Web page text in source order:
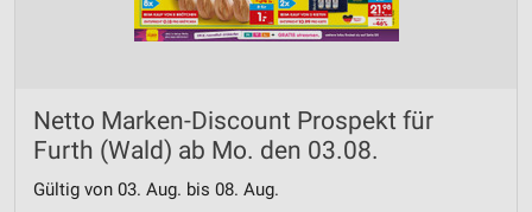
Netto Marken-Discount Prospekt für
Furth (Wald) ab Mo. den 03.08.
Gültig von 03. Aug. bis 08. Aug.